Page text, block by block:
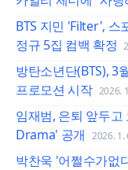
BTS 지민 'Filter', 스
정규 5집 컴백 확정
방탄소년단(BTS), 3
프로모션 시작 2026.
임재범, 은퇴 앞두
Drama' 공개 2026. 1.
박찬욱 '어쩔수가없